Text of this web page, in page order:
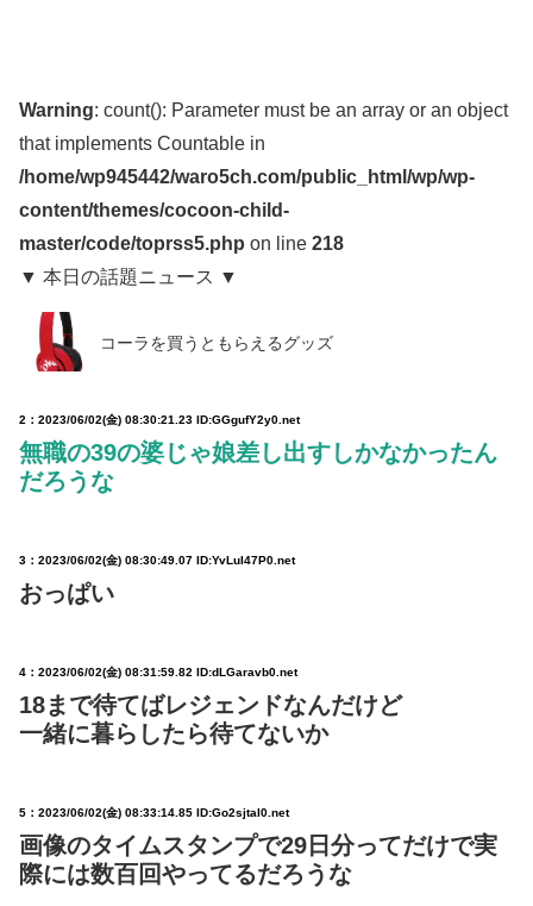
Warning: count(): Parameter must be an array or an object
that implements Countable in
/home/wp945442/waro5ch.com/public_html/wp/wp-
content/themes/cocoon-child-
master/code/toprss5.php on line 218
▼ 本日の話題ニュース ▼
コーラを買うともらえるグッズ
2： 2023/06/02(金) 08:30:21.23 ID:GGgufY2y0.net
無職の39の婆じゃ娘差し出すしかなかったん
だろうな
3： 2023/06/02(金) 08:30:49.07 ID:YvLuI47P0.net
おっぱい
4： 2023/06/02(金) 08:31:59.82 ID:dLGaravb0.net
18まで待てばレジェンドなんだけど
一緒に暮らしたら待てないか
5： 2023/06/02(金) 08:33:14.85 ID:Go2sjtal0.net
画像のタイムスタンプで29日分ってだけで実
際には数百回やってるだろうな